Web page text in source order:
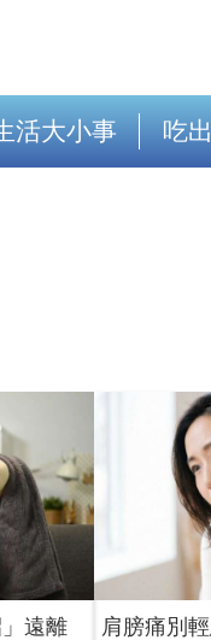
活大小事 吃
遠離
肩膀痛別